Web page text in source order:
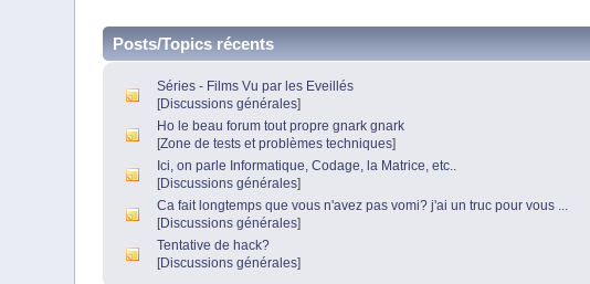
Posts/Topics récents
Séries - Films Vu par les Eveillés
[Discussions générales]
Ho le beau forum tout propre gnark gnark
[Zone de tests et problèmes techniques]
Ici, on parle Informatique, Codage, la Matrice, etc..
[Discussions générales]
Ca fait longtemps que vous n'avez pas vomi? j'ai un truc pour vous ...
[Discussions générales]
Tentative de hack?
[Discussions générales]